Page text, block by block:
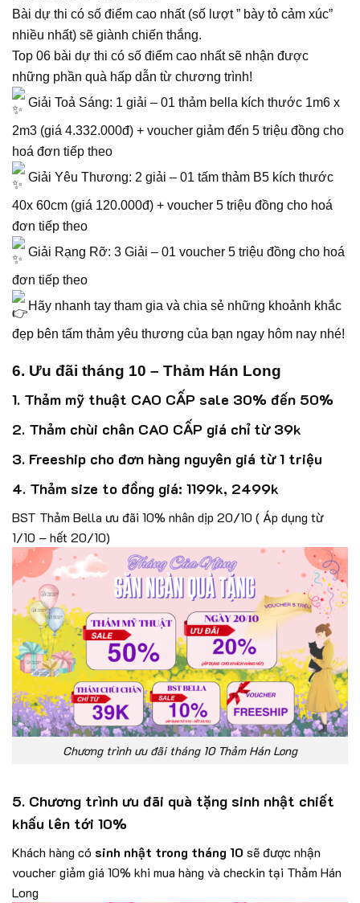
Bài dự thi có số điểm cao nhất (số lượt ” bày tỏ cảm xúc”
nhiều nhất) sẽ giành chiến thắng.
Top 06 bài dự thi có số điểm cao nhất sẽ nhận được
những phần quà hấp dẫn từ chương trình!
Giải Toả Sáng: 1 giải – 01 thảm bella kích thước 1m6 x
2m3 (giá 4.332.000đ) + voucher giảm đến 5 triệu đồng cho
hoá đơn tiếp theo
Giải Yêu Thương: 2 giải – 01 tấm thảm B5 kích thước
40x 60cm (giá 120.000đ) + voucher 5 triệu đồng cho hoá
đơn tiếp theo
Giải Rạng Rỡ: 3 Giải – 01 voucher 5 triệu đồng cho hoá
đơn tiếp theo
Hãy nhanh tay tham gia và chia sẻ những khoảnh khắc
đẹp bên tấm thảm yêu thương của bạn ngay hôm nay nhé! ️
6. Ưu đãi tháng 10 – Thảm Hán Long
1. Thảm mỹ thuật CAO CẤP sale 30% đến 50%
2. Thảm chùi chân CAO CẤP giá chỉ từ 39k
3. Freeship cho đơn hàng nguyên giá từ 1 triệu
4. Thảm size to đồng giá: 1199k, 2499k
BST Thảm Bella ưu đãi 10% nhân dịp 20/10 ( Áp dụng từ
1/10 – hết 20/10)
Chương trình ưu đãi tháng 10 Thảm Hán Long
5. Chương trình ưu đãi quà tặng sinh nhật chiết
khấu lên tới 10%
Khách hàng có sinh nhật trong tháng 10 sẽ được nhận
voucher giảm giá 10% khi mua hàng và checkin tại Thảm Hán
Long